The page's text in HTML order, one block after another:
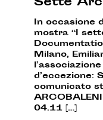
In occasione
mostra “I
Milano,
d’eccezione:
comunicato
04.11 […]